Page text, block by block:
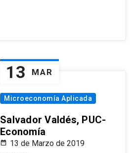
13 MAR
Microeconomía Aplicada
Salvador Valdés, PUC-
Economía
13 de Marzo de 2019